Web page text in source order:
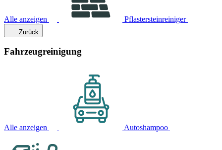
Alle anzeigen Pflastersteinreiniger
Zurück
Fahrzeugreinigung
Alle anzeigen Autoshampoo